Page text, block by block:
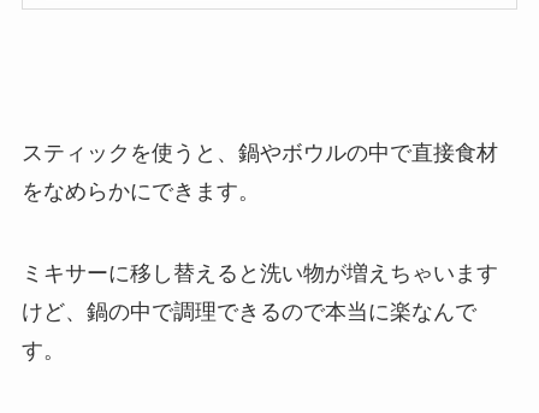
スティックを使うと、鍋やボウルの中で直接食材
をなめらかにできます。
ミキサーに移し替えると洗い物が増えちゃいます
けど、鍋の中で調理できるので本当に楽なんで
す。